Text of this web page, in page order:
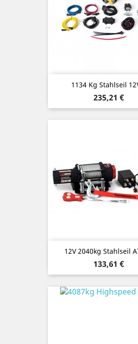
1134 Kg Stahlseil
Preis
235,21 €
12V 2040kg Stahlseil
Preis
133,61 €